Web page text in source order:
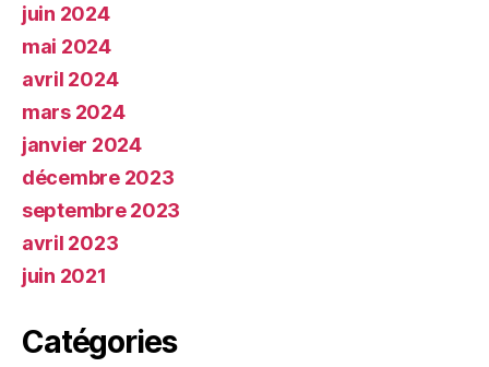
juin 2024
mai 2024
avril 2024
mars 2024
janvier 2024
décembre 2023
septembre 2023
avril 2023
juin 2021
Catégories